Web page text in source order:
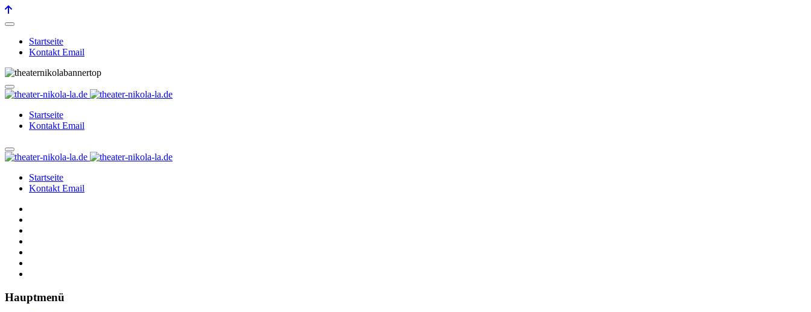
Startseite
Kontakt Email
Startseite
Kontakt Email
Startseite
Kontakt Email
Hauptmenü